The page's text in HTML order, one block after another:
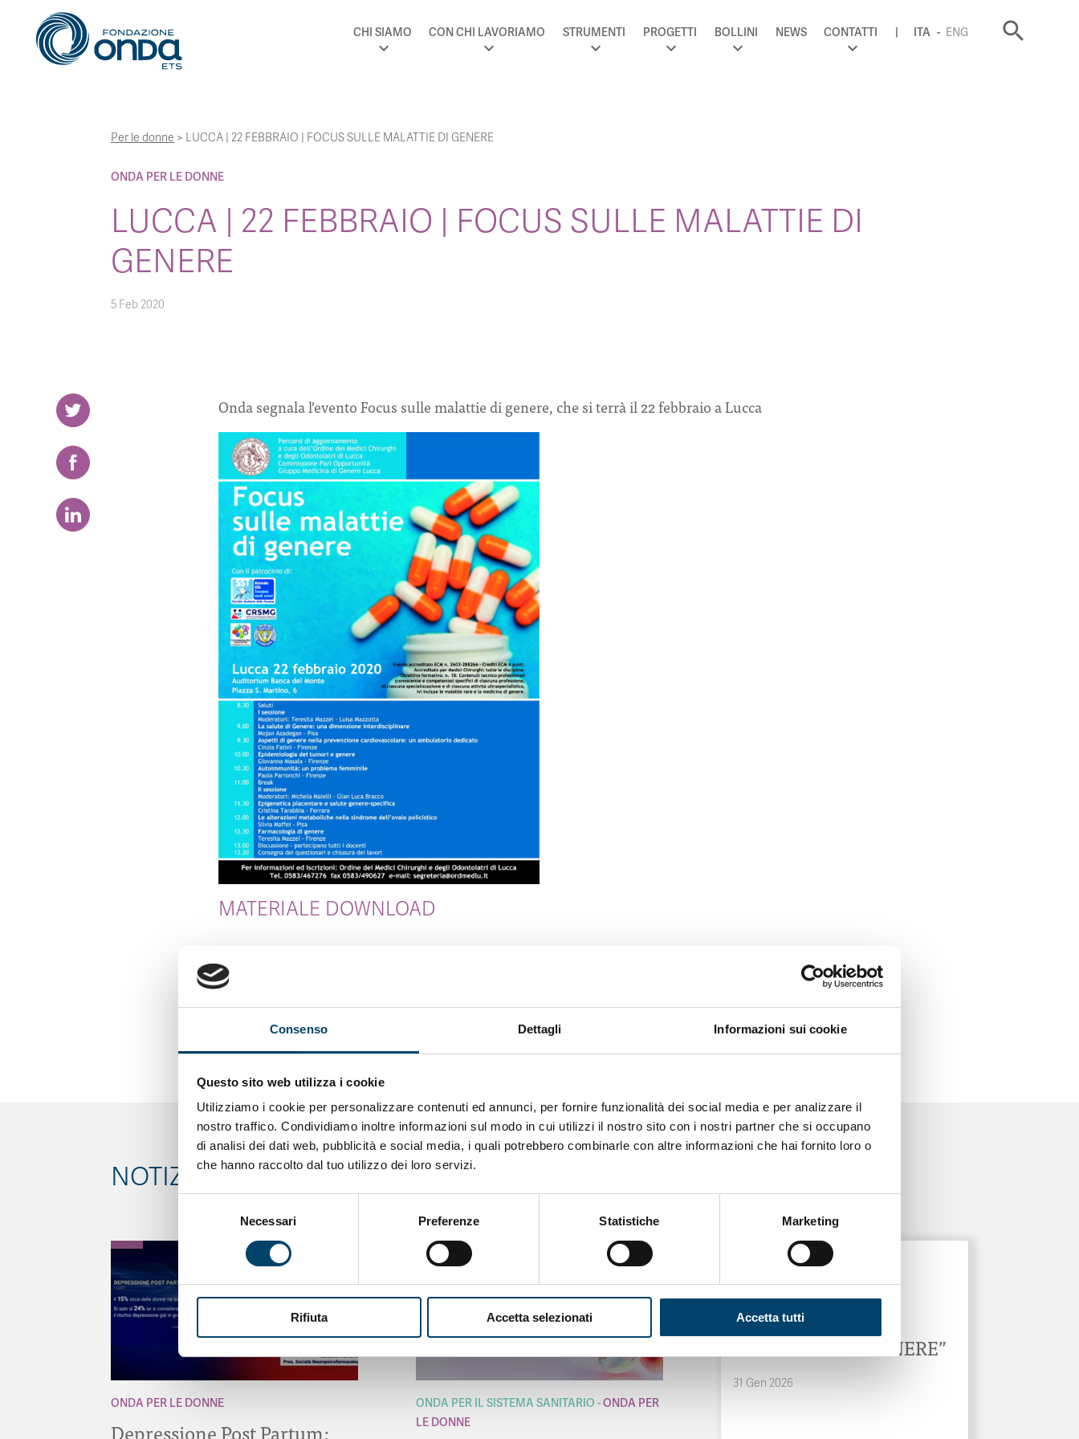
Consenso Dettagli Informazioni sui cookie
Questo sito web utilizza i cookie
Utilizziamo i cookie per personalizzare contenuti ed annunci, per fornire funzionalità dei social media e per analizzare il
nostro traffico. Condividiamo inoltre informazioni sul modo in cui utilizzi il nostro sito con i nostri partner che si occupano
di analisi dei dati web, pubblicità e social media, i quali potrebbero combinarle con altre informazioni che hai fornito loro o
che hanno raccolto dal tuo utilizzo dei loro servizi.
consenso
Necessari Preferenze Statistiche Marketing
Rifiuta Accetta selezionati Accetta tutti
CHI SIAMO CON CHI LAVORIAMO STRUMENTI PROGETTI BOLLINI NEWS CONTATTI ITA ENG search
Per le donne > LUCCA | 22 FEBBRAIO | FOCUS SULLE MALATTIE DI GENERE
ONDA PER LE DONNE
LUCCA | 22 FEBBRAIO | FOCUS SULLE MALATTIE DI
GENERE
5 Feb 2020
Onda segnala l’evento Focus sulle malattie di genere, che si terrà il 22 febbraio a Lucca
MATERIALE DOWNLOAD
NOTIZIE CORRELATE
ONDA PER LE DONNE
Depressione Post Partum:
ONDA PER IL SISTEMA SANITARIO
ONDA PER
LE DONNE
NEWSLETTER
“MEDICINA DI GENERE”
31 Gen 2026